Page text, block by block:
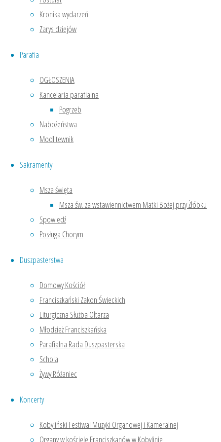
Kronika wydarzeń
Zarys dziejów
Parafia
OGŁOSZENIA
Kancelaria parafialna
Pogrzeb
Nabożeństwa
Modlitewnik
Sakramenty
Msza święta
Msza św. za wstawiennictwem Matki Bożej przy Żłóbku
Spowiedź
Posługa Chorym
Duszpasterstwa
Domowy Kościół
Franciszkański Zakon Świeckich
Liturgiczna Służba Ołtarza
Młodzież Franciszkańska
Parafialna Rada Duszpasterska
Schola
Żywy Różaniec
Koncerty
Kobyliński Festiwal Muzyki Organowej i Kameralnej
Organy w kościele Franciszkanów w Kobylinie
chorych,
osoby
straszne i
parafii. O
została
odprawiona
Eucharystia
w int.
Zespołu
Charytatywnego,
której
przewodniczył
ojciec
Podczas
naszego
spotkania
został
odczytany
Franciszka,
mocno
podkreślił